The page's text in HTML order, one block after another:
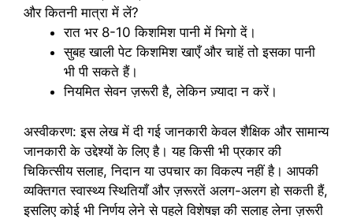
और कितनी मात्रा में लें?
रात भर 8-10 किशमिश पानी में भिगो दें।
सुबह खाली पेट किशमिश खाएँ और चाहें तो इसका पानी
भी पी सकते हैं।
नियमित सेवन ज़रूरी है, लेकिन ज़्यादा न करें।
अस्वीकरण: इस लेख में दी गई जानकारी केवल शैक्षिक और सामान्य
जानकारी के उद्देश्यों के लिए है। यह किसी भी प्रकार की
चिकित्सीय सलाह, निदान या उपचार का विकल्प नहीं है। आपकी
व्यक्तिगत स्वास्थ्य स्थितियाँ और ज़रूरतें अलग-अलग हो सकती हैं,
इसलिए कोई भी निर्णय लेने से पहले विशेषज्ञ की सलाह लेना ज़रूरी